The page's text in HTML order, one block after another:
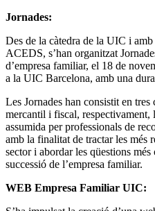
Jornades:
Des de la càtedra de la UIC i
ACEDS, s’han organitzat
d’empresa familiar, el 18 de
a la UIC Barcelona, amb una
Les Jornades han consistit en
mercantil i fiscal, respectivament,
assumida per professionals de
amb la finalitat de tractar les més
sector i abordar les qüestions
successió de l’empresa familiar.
WEB Empresa Familiar UIC: